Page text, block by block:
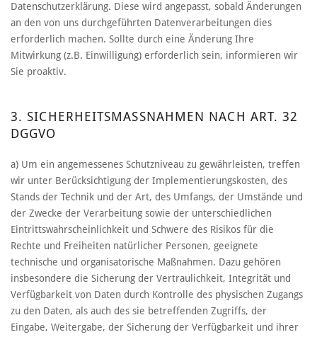
Datenschutzerklärung. Diese wird angepasst, sobald Änderungen
an den von uns durchgeführten Datenverarbeitungen dies
erforderlich machen. Sollte durch eine Änderung Ihre
Mitwirkung (z.B. Einwilligung) erforderlich sein, informieren wir
Sie proaktiv.
3. SICHERHEITSMASSNAHMEN NACH ART. 32 D
GGVO
a) Um ein angemessenes Schutzniveau zu gewährleisten, treffen
wir unter Berücksichtigung der Implementierungskosten, des
Stands der Technik und der Art, des Umfangs, der Umstände und
der Zwecke der Verarbeitung sowie der unterschiedlichen
Eintrittswahrscheinlichkeit und Schwere des Risikos für die
Rechte und Freiheiten natürlicher Personen, geeignete
technische und organisatorische Maßnahmen. Dazu gehören
insbesondere die Sicherung der Vertraulichkeit, Integrität und
Verfügbarkeit von Daten durch Kontrolle des physischen Zugangs
zu den Daten, als auch des sie betreffenden Zugriffs, der
Eingabe, Weitergabe, der Sicherung der Verfügbarkeit und ihrer